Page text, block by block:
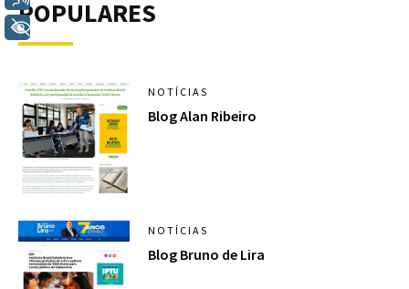
POPULARES
NOTÍCIAS
Blog Alan Ribeiro
NOTÍCIAS
Blog Bruno de Lira
+ Acessibilidade